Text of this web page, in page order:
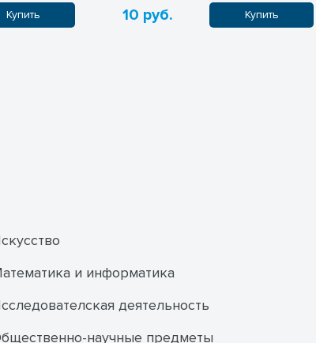
Купить 10 руб. Купить
и информатика
деятельность
научные предметы